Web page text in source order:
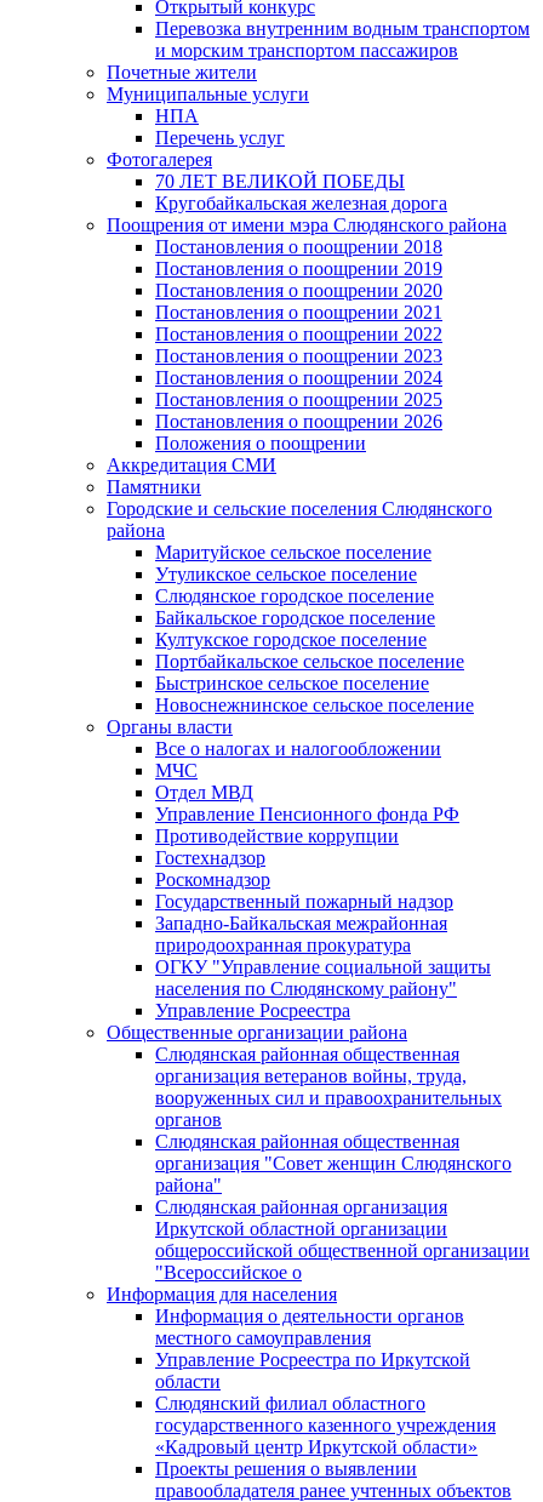
Открытый конкурс
Перевозка внутренним водным транспортом
и морским транспортом пассажиров
Почетные жители
Муниципальные услуги
НПА
Перечень услуг
Фотогалерея
70 ЛЕТ ВЕЛИКОЙ ПОБЕДЫ
Кругобайкальская железная дорога
Поощрения от имени мэра Слюдянского района
Постановления о поощрении 2018
Постановления о поощрении 2019
Постановления о поощрении 2020
Постановления о поощрении 2021
Постановления о поощрении 2022
Постановления о поощрении 2023
Постановления о поощрении 2024
Постановления о поощрении 2025
Постановления о поощрении 2026
Положения о поощрении
Аккредитация СМИ
Памятники
Городские и сельские поселения Слюдянского
района
Маритуйское сельское поселение
Утуликское сельское поселение
Слюдянское городское поселение
Байкальское городское поселение
Култукское городское поселение
Портбайкальское сельское поселение
Быстринское сельское поселение
Новоснежнинское сельское поселение
Органы власти
Все о налогах и налогообложении
МЧС
Отдел МВД
Управление Пенсионного фонда РФ
Противодействие коррупции
Гостехнадзор
Роскомнадзор
Государственный пожарный надзор
Западно-Байкальская межрайонная
природоохранная прокуратура
ОГКУ "Управление социальной защиты
населения по Слюдянскому району"
Управление Росреестра
Общественные организации района
Слюдянская районная общественная
организация ветеранов войны, труда,
вооруженных сил и правоохранительных
органов
Слюдянская районная общественная
организация "Совет женщин Слюдянского
района"
Слюдянская районная организация
Иркутской областной организации
общероссийской общественной организации
"Всероссийское о
Информация для населения
Информация о деятельности органов
местного самоуправления
Управление Росреестра по Иркутской
области
Слюдянский филиал областного
государственного казенного учреждения
«Кадровый центр Иркутской области»
Проекты решения о выявлении
правообладателя ранее учтенных объектов